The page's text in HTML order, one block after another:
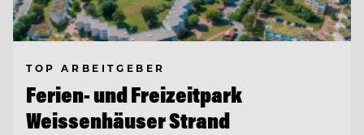
TOP ARBEITGEBER
Ferien- und Freizeitpark
Weissenhäuser Strand